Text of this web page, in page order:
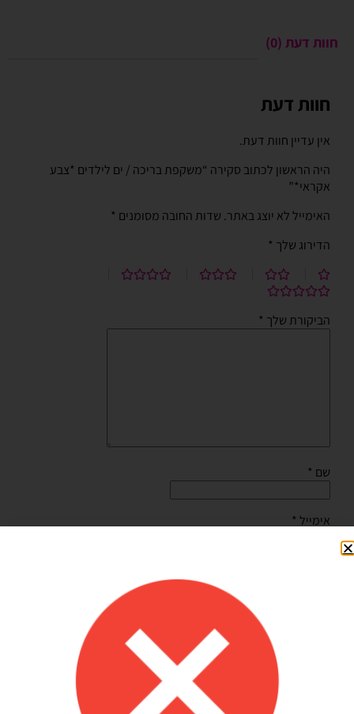
חוות דעת (0)
חוות דעת
אין עדיין חוות דעת.
היה הראשון לכתוב סקירה “משקפת בריכה / ים לילדים *צבע
אקראי*”
האימייל לא יוצג באתר. שדות החובה מסומנים *
הדירוג שלך *
הביקורת שלך *
שם *
אימייל *
שמור בדפדפן זה את השם, האימייל והאתר שלי לפעם הבאה